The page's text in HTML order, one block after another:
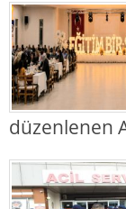
düzenlenen